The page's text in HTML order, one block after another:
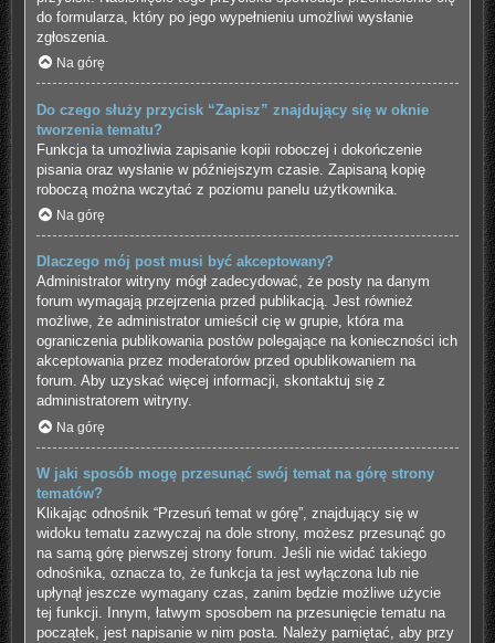
do formularza, który po jego wypełnieniu umożliwi wysłanie
zgłoszenia.
Na górę
Do czego służy przycisk “Zapisz” znajdujący się w oknie
tworzenia tematu?
Funkcja ta umożliwia zapisanie kopii roboczej i dokończenie
pisania oraz wysłanie w późniejszym czasie. Zapisaną kopię
roboczą można wczytać z poziomu panelu użytkownika.
Na górę
Dlaczego mój post musi być akceptowany?
Administrator witryny mógł zadecydować, że posty na danym
forum wymagają przejrzenia przed publikacją. Jest również
możliwe, że administrator umieścił cię w grupie, która ma
ograniczenia publikowania postów polegające na konieczności ich
akceptowania przez moderatorów przed opublikowaniem na
forum. Aby uzyskać więcej informacji, skontaktuj się z
administratorem witryny.
Na górę
W jaki sposób mogę przesunąć swój temat na górę strony
tematów?
Klikając odnośnik “Przesuń temat w górę”, znajdujący się w
widoku tematu zazwyczaj na dole strony, możesz przesunąć go
na samą górę pierwszej strony forum. Jeśli nie widać takiego
odnośnika, oznacza to, że funkcja ta jest wyłączona lub nie
upłynął jeszcze wymagany czas, zanim będzie możliwe użycie
tej funkcji. Innym, łatwym sposobem na przesunięcie tematu na
początek, jest napisanie w nim posta. Należy pamiętać, aby przy